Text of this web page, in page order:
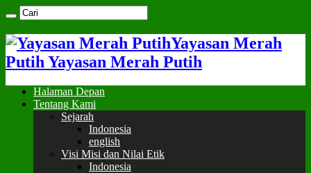
Yayasan Merah
Putih Yayasan Merah Putih
Halaman Depan
Tentang Kami
Sejarah
Indonesia
english
Visi Misi dan Nilai Etik
Indonesia